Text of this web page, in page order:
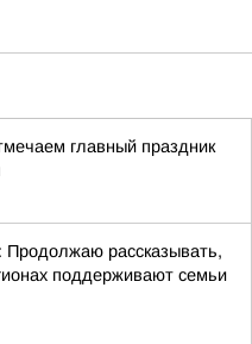
главный праздник
Продолжаю рассказывать,
поддерживают семьи